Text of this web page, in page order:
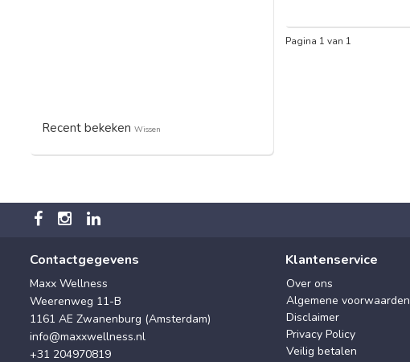
Recent bekeken Wissen
Pagina 1 van 1
Contactgegevens
Maxx Wellness
Weerenweg 11-B
1161 AE Zwanenburg (Amsterdam)
info@maxxwellness.nl
+31 204970819
Klantenservice
Over ons
Algemene voorwaarden
Disclaimer
Privacy Policy
Veilig betalen